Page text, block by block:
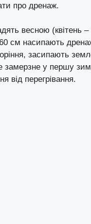
про дренаж.
весною (квітень
см насипають
засипають
замерзне у першу
від перегрівання.